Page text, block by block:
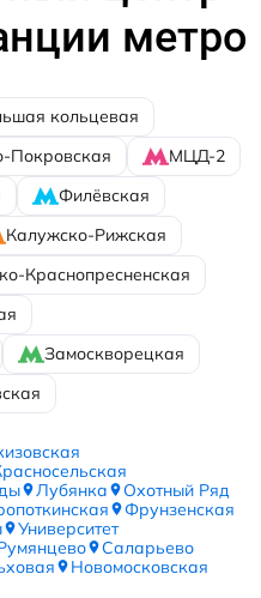
метро
кольцевая
Покровская
МЦД-2
Филёвская
Калужско-Рижская
Краснопресненская
Замоскворецкая
Лубянка
Охотный Ряд
Фрунзенская
Университет
Саларьево
Новомосковская